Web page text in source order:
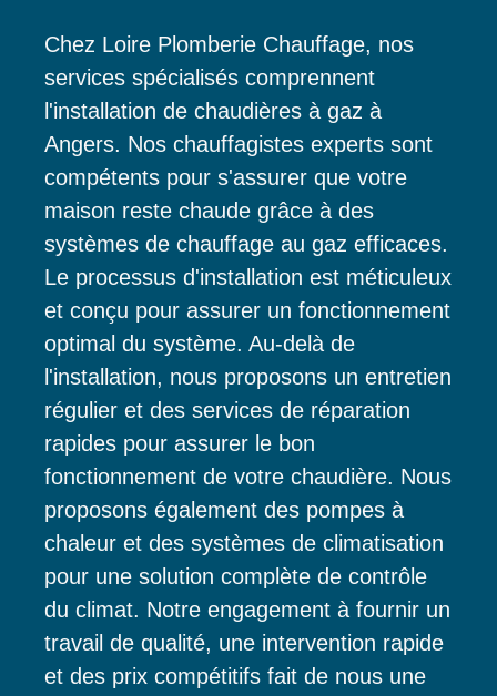
Chez Loire Plomberie Chauffage, nos
services spécialisés comprennent
l'installation de chaudières à gaz à
Angers. Nos chauffagistes experts sont
compétents pour s'assurer que votre
maison reste chaude grâce à des
systèmes de chauffage au gaz efficaces.
Le processus d'installation est méticuleux
et conçu pour assurer un fonctionnement
optimal du système. Au-delà de
l'installation, nous proposons un entretien
régulier et des services de réparation
rapides pour assurer le bon
fonctionnement de votre chaudière. Nous
proposons également des pompes à
chaleur et des systèmes de climatisation
pour une solution complète de contrôle
du climat. Notre engagement à fournir un
travail de qualité, une intervention rapide
et des prix compétitifs fait de nous une